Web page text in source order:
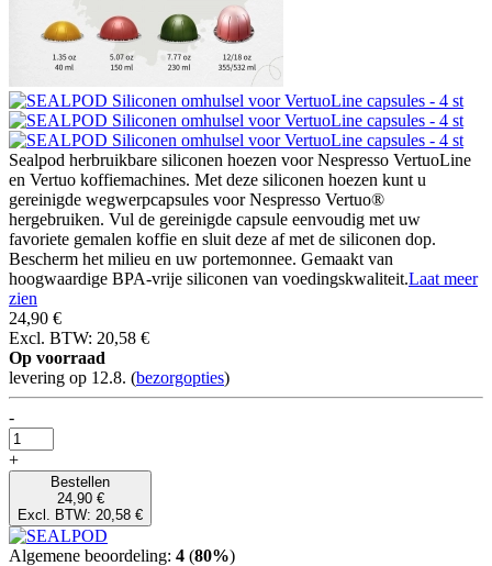
Sealpod herbruikbare siliconen hoezen voor Nespresso VertuoLine
en Vertuo koffiemachines. Met deze siliconen hoezen kunt u
gereinigde wegwerpcapsules voor Nespresso Vertuo®
hergebruiken. Vul de gereinigde capsule eenvoudig met uw
favoriete gemalen koffie en sluit deze af met de siliconen dop.
Bescherm het milieu en uw portemonnee. Gemaakt van
hoogwaardige BPA-vrije siliconen van voedingskwaliteit.Laat meer
zien
24,90 €
Excl. BTW: 20,58 €
Op voorraad
levering op 12.8. (bezorgopties)
-
+
Bestellen
24,90 €
Excl. BTW: 20,58 €
Algemene beoordeling: 4 (80%)